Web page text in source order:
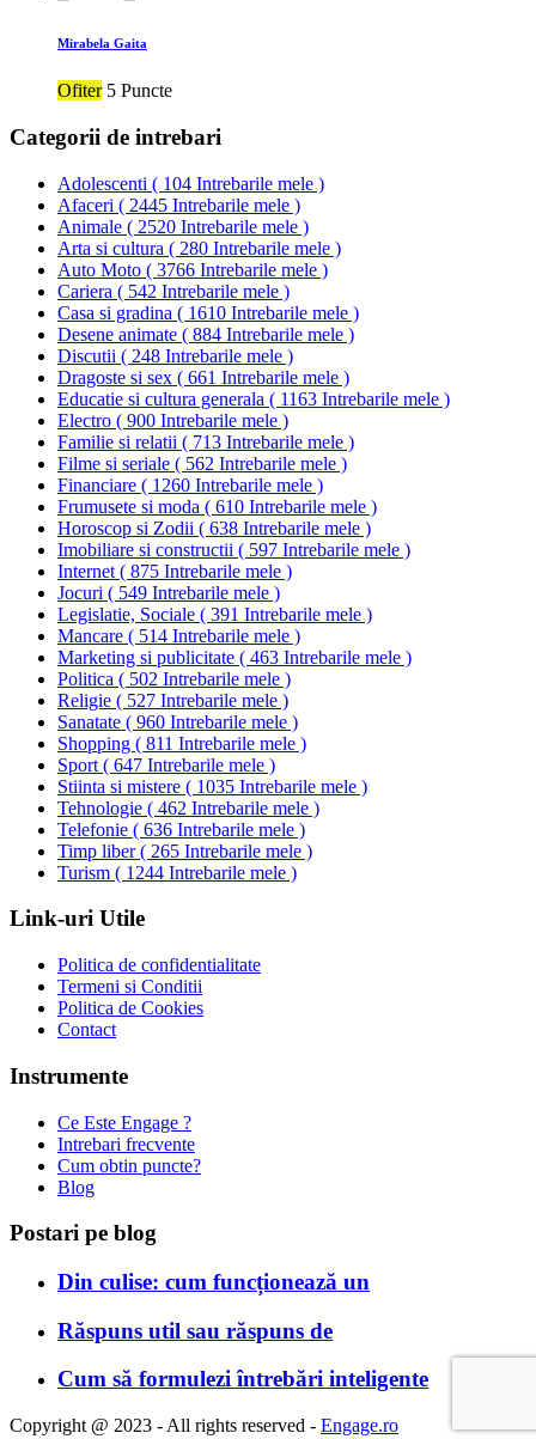
Mirabela Gaita
Ofiter 5 Puncte
Categorii de intrebari
Adolescenti ( 104 Intrebarile mele )
Afaceri ( 2445 Intrebarile mele )
Animale ( 2520 Intrebarile mele )
Arta si cultura ( 280 Intrebarile mele )
Auto Moto ( 3766 Intrebarile mele )
Cariera ( 542 Intrebarile mele )
Casa si gradina ( 1610 Intrebarile mele )
Desene animate ( 884 Intrebarile mele )
Discutii ( 248 Intrebarile mele )
Dragoste si sex ( 661 Intrebarile mele )
Educatie si cultura generala ( 1163 Intrebarile mele )
Electro ( 900 Intrebarile mele )
Familie si relatii ( 713 Intrebarile mele )
Filme si seriale ( 562 Intrebarile mele )
Financiare ( 1260 Intrebarile mele )
Frumusete si moda ( 610 Intrebarile mele )
Horoscop si Zodii ( 638 Intrebarile mele )
Imobiliare si constructii ( 597 Intrebarile mele )
Internet ( 875 Intrebarile mele )
Jocuri ( 549 Intrebarile mele )
Legislatie, Sociale ( 391 Intrebarile mele )
Mancare ( 514 Intrebarile mele )
Marketing si publicitate ( 463 Intrebarile mele )
Politica ( 502 Intrebarile mele )
Religie ( 527 Intrebarile mele )
Sanatate ( 960 Intrebarile mele )
Shopping ( 811 Intrebarile mele )
Sport ( 647 Intrebarile mele )
Stiinta si mistere ( 1035 Intrebarile mele )
Tehnologie ( 462 Intrebarile mele )
Telefonie ( 636 Intrebarile mele )
Timp liber( 265 Intrebarile mele )
Turism ( 1244 Intrebarile mele )
Link-uri Utile
Politica de confidentialitate
Termeni si Conditii
Politica de Cookies
Contact
Instrumente
Ce Este Engage ?
Intrebari frecvente
Cum obtin puncte?
Blog
Postari pe blog
Din culise: cum funcționează un
Răspuns util sau răspuns de
Cum să formulezi întrebări inteligente
Copyright @ 2023 - All rights reserved - Engage.ro